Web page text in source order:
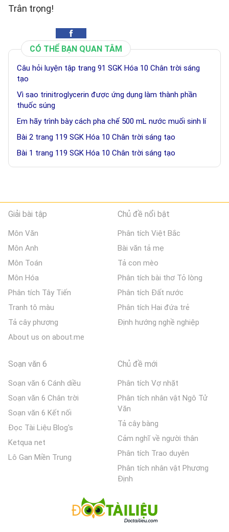
Trân trọng!
CÓ THỂ BẠN QUAN TÂM
Câu hỏi luyện tập trang 91 SGK Hóa 10 Chân trời sáng
tạo
Vì sao trinitroglycerin được ứng dụng làm thành phần
thuốc súng
Em hãy trình bày cách pha chế 500 mL nước muối sinh lí
Bài 2 trang 119 SGK Hóa 10 Chân trời sáng tạo
Bài 1 trang 119 SGK Hóa 10 Chân trời sáng tạo
Giải bài tập
Môn Văn
Môn Anh
Môn Toán
Môn Hóa
Phân tích Tây Tiến
Tranh tô màu
Tả cây phượng
About us on about.me
Chủ đề nổi bật
Phân tích Việt Bắc
Bài văn tả mẹ
Tả con mèo
Phân tích bài thơ Tỏ lòng
Phân tích Đất nước
Phân tích Hai đứa trẻ
Định hướng nghề nghiệp
Soạn văn 6
Soạn văn 6 Cánh diều
Soạn văn 6 Chân trời
Soạn văn 6 Kết nối
Đọc Tài Liệu Blog's
Ketqua net
Lô Gan Miền Trung
Chủ đề mới
Phân tích Vợ nhặt
Phân tích nhân vật Ngô Tử
Văn
Tả cây bàng
Cảm nghĩ về người thân
Phân tích Trao duyên
Phân tích nhân vật Phương
Định